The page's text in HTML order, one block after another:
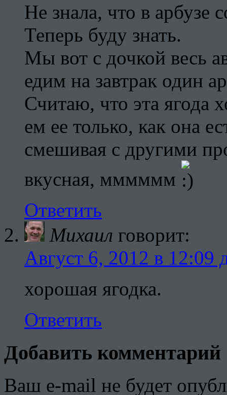
Не знала, что в арбузе
Теперь буду знать.
Мы вот с дочкой весь
едим на завтрак один
Считаю, что эта ягода
ем ее только, как она
смешивая с другими
вкусная, мммммм
Ответить
Михаил говорит:
Август 6, 2012 в 12:09
хорошая ягодка.
Ответить
Добавить комментарий
Ваш e-mail не будет